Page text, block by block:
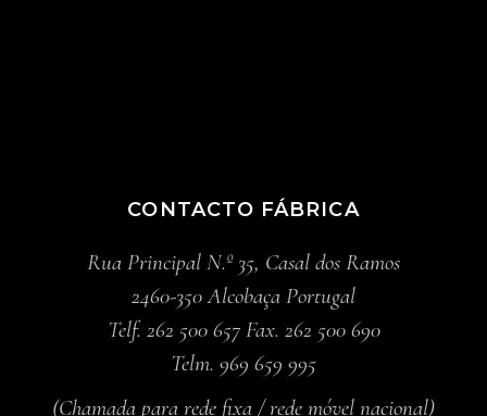
CONTACTO FÁBRICA
Rua Principal N.º 35, Casal dos Ramos
2460-350 Alcobaça Portugal
Telf. 262 500 657 Fax. 262 500 690
Telm. 969 659 995
(Chamada para rede fixa / rede móvel nacional)